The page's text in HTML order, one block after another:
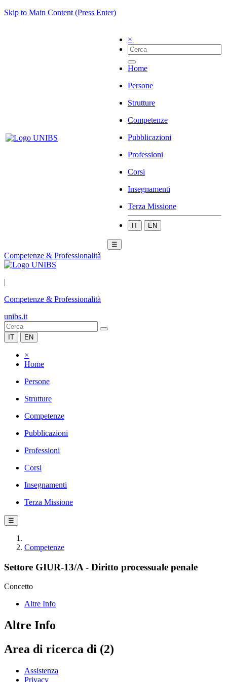
Skip to Main Content (Press Enter)
×
Home
Persone
Strutture
Competenze
Pubblicazioni
Professioni
Corsi
Insegnamenti
Terza Missione
IT EN
☰
Competenze & Professionalità
|
Competenze & Professionalità
unibs.it
IT EN
×
Home
Persone
Strutture
Competenze
Pubblicazioni
Professioni
Corsi
Insegnamenti
Terza Missione
☰
Competenze
Settore GIUR-13/A - Diritto processuale penale
Concetto
Altre Info
Altre Info
Area di ricerca di (2)
Assistenza
Privacy